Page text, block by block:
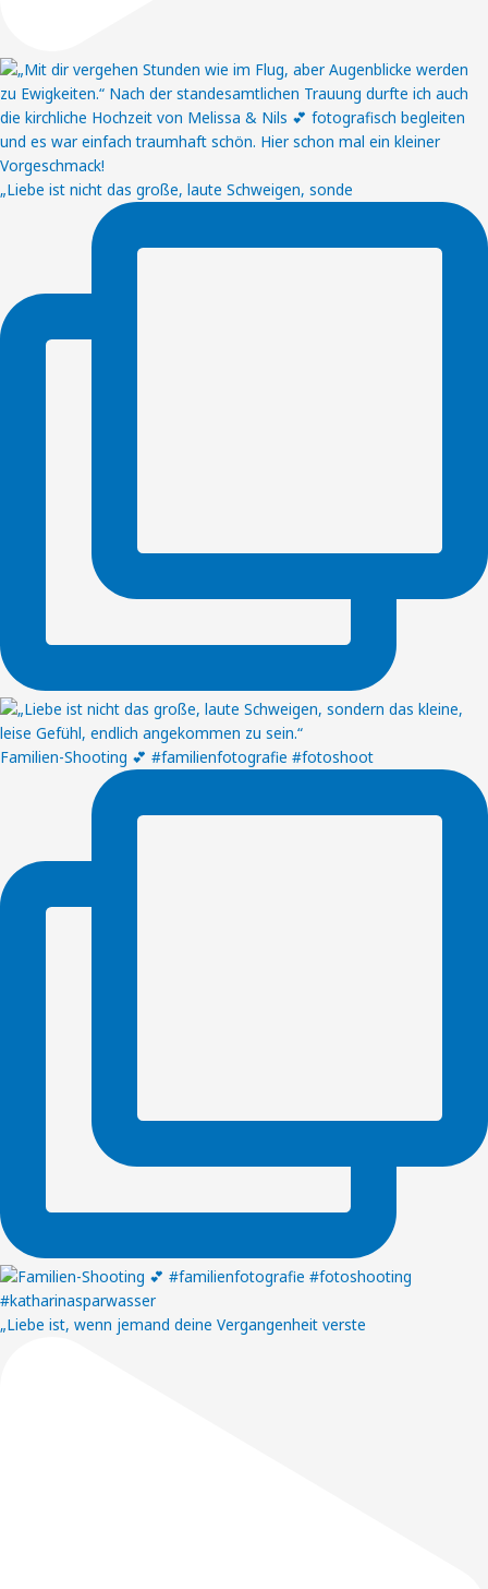
„Liebe ist nicht das große, laute Schweigen, sonde
Familien-Shooting 💕 #familienfotografie #fotoshoot
„Liebe ist, wenn jemand deine Vergangenheit verste